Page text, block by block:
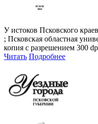
У истоков Псковского
; Псковская областная
копия с разрешением 300
Читать Подробнее